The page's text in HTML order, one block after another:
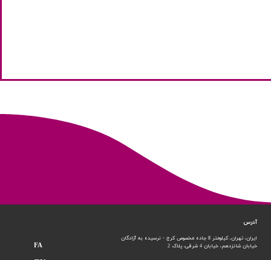
آدرس
ایران، تهران، کیلومتر 8 جاده مخصوص کرج - نرسیده به آزادگان
خیابان شانزدهم، خیابان 4 شرقی، پلاک 2 FA